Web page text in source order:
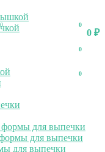
0
0 ₽
0
0
0
для выпечки
для выпечки
для выпечки